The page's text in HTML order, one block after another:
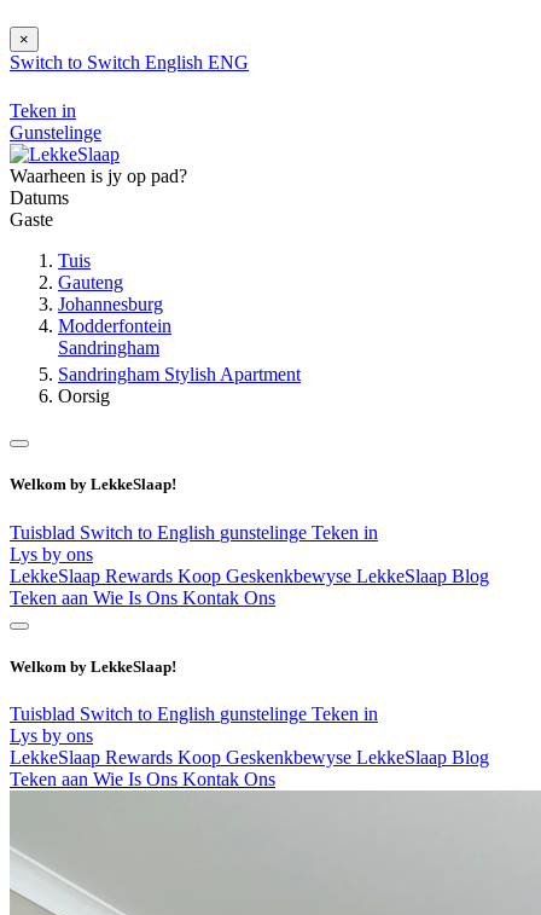
×
Switch to Switch English ENG
Teken in
Gunstelinge
Waarheen is jy op pad?
Datums
Gaste
Tuis
Gauteng
Johannesburg
Modderfontein
Sandringham
Sandringham Stylish Apartment
Oorsig
Welkom by LekkeSlaap!
Tuisblad Switch to English gunstelinge Teken in
Lys by ons
LekkeSlaap Rewards Koop Geskenkbewyse LekkeSlaap Blog
Teken aan Wie Is Ons Kontak Ons
Welkom by LekkeSlaap!
Tuisblad Switch to English gunstelinge Teken in
Lys by ons
LekkeSlaap Rewards Koop Geskenkbewyse LekkeSlaap Blog
Teken aan Wie Is Ons Kontak Ons